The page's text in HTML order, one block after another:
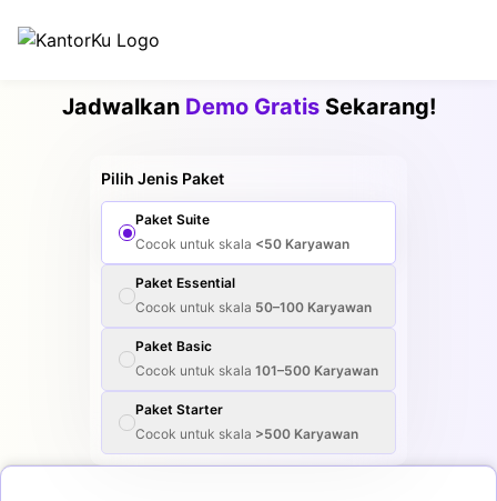
Jadwalkan Demo GratisSekarang!
Pilih Jenis Paket
Paket Suite
Cocok untuk skala <50 Karyawan
Paket Essential
Cocok untuk skala 50–100 Karyawan
Paket Basic
Cocok untuk skala 101–500 Karyawan
Paket Starter
Cocok untuk skala >500 Karyawan